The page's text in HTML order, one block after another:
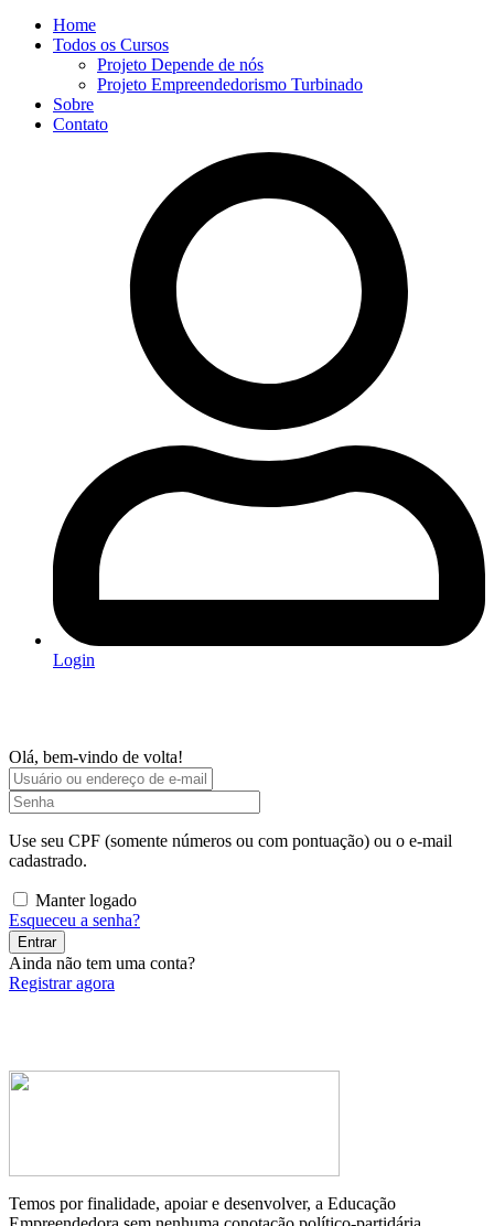
Home
Todos os Cursos
Projeto Depende de nós
Projeto Empreendedorismo Turbinado
Sobre
Contato
Login
Olá, bem-vindo de volta!
Use seu CPF (somente números ou com pontuação) ou o e-mail
cadastrado.
Manter logado
Esqueceu a senha?
Entrar
Ainda não tem uma conta?
Registrar agora
Temos por finalidade, apoiar e desenvolver, a Educação